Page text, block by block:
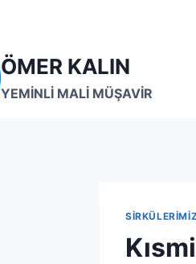
ÖMER KALIN
YEMİNLİ MALİ MÜŞAVİR